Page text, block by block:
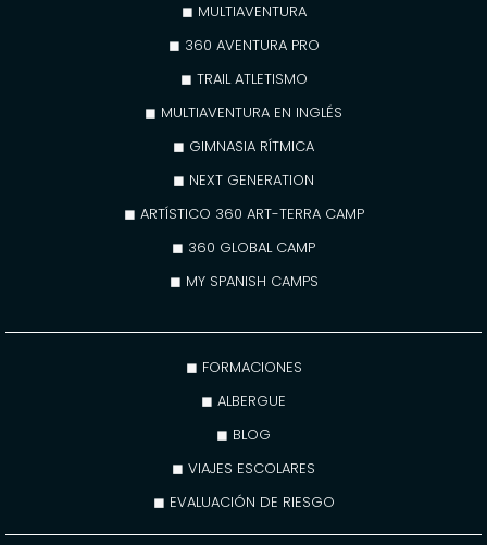
◼ MULTIAVENTURA
◼ 360 AVENTURA PRO
◼ TRAIL ATLETISMO
◼ MULTIAVENTURA EN INGLÉS
◼ GIMNASIA RÍTMICA
◼ NEXT GENERATION
◼ ARTÍSTICO 360 ART-TERRA CAMP
◼ 360 GLOBAL CAMP
◼ MY SPANISH CAMPS
◼ FORMACIONES
◼ ALBERGUE
◼ BLOG
◼ VIAJES ESCOLARES
◼ EVALUACIÓN DE RIESGO